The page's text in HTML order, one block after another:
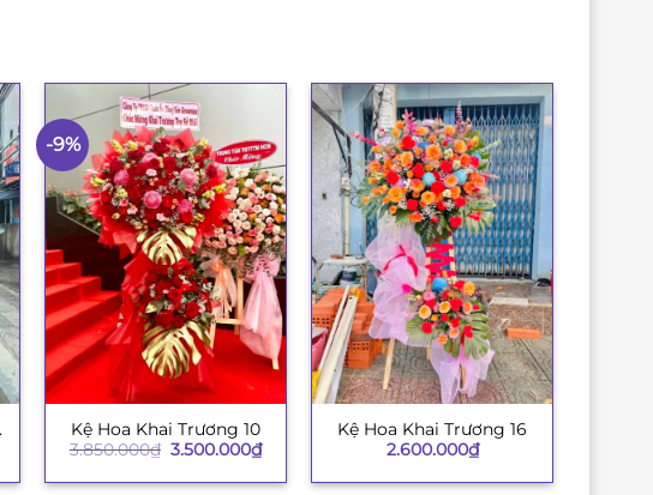
-9%
+
Kệ Hoa Khai Trương 10
3.850.000₫ Giá
là:
3.500.000₫Giá
hiện
tại
+
Kệ Hoa Khai Trương 16
2.600.000₫